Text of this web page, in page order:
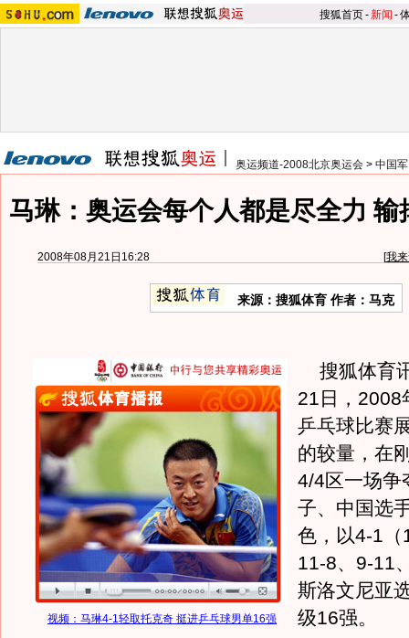
搜狐首页-新闻 -
奥运频道-2008北京奥运会 > 中国
马琳：奥运会每个人都是尽全力 输
2008年08月21日16:28 [我
来源：搜狐体育 作者：马克
视频：马琳4-1轻取托克奇 挺进乒乓球男单16强
搜狐体育
21日，2008
乒乓球比赛
的较量，在
4/4区一场争
子、中国选
色，以4-1
11-8、9-11
斯洛文尼亚
级16强。